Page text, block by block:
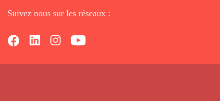
Suivez nous sur les réseaux :